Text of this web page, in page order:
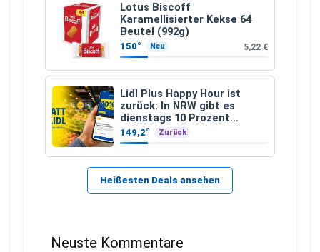
Lotus Biscoff
Karamellisierter Kekse 64
Beutel (992g)
150° Neu 5,22 €
Lidl Plus Happy Hour ist
zurück: In NRW gibt es
dienstags 10 Prozent
Rabatt
149,2° Zurück
Heißesten Deals ansehen
Neuste Kommentare